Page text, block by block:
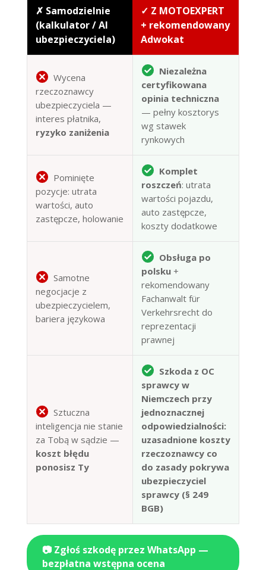
✗ Samodzielnie
(kalkulator / AI
ubezpieczyciela)
✓ Z MOTOEXPERT
+ rekomendowany
Adwokat
Wycena
rzeczoznawcy
ubezpieczyciela —
interes płatnika,
ryzyko zaniżenia
Niezależna
certyfikowana
opinia techniczna
— pełny kosztorys
wg stawek
rynkowych
Pominięte
pozycje: utrata
wartości, auto
zastępcze, holowanie
Komplet
roszczeń: utrata
wartości pojazdu,
auto zastępcze,
koszty dodatkowe
Samotne
negocjacje z
ubezpieczycielem,
bariera językowa
Obsługa po
polsku+
rekomendowany
Fachanwalt für
Verkehrsrecht do
reprezentacji
prawnej
Sztuczna
inteligencja nie stanie
za Tobą w sądzie —
koszt błędu
ponosisz Ty
Szkoda z OC
sprawcy w
Niemczech przy
jednoznacznej
odpowiedzialności:
uzasadnione koszty
rzeczoznawcy co
do zasady pokrywa
ubezpieczyciel
sprawcy (§ 249
BGB)
📷 Zgłoś szkodę przez WhatsApp —
bezpłatna wstępna ocena